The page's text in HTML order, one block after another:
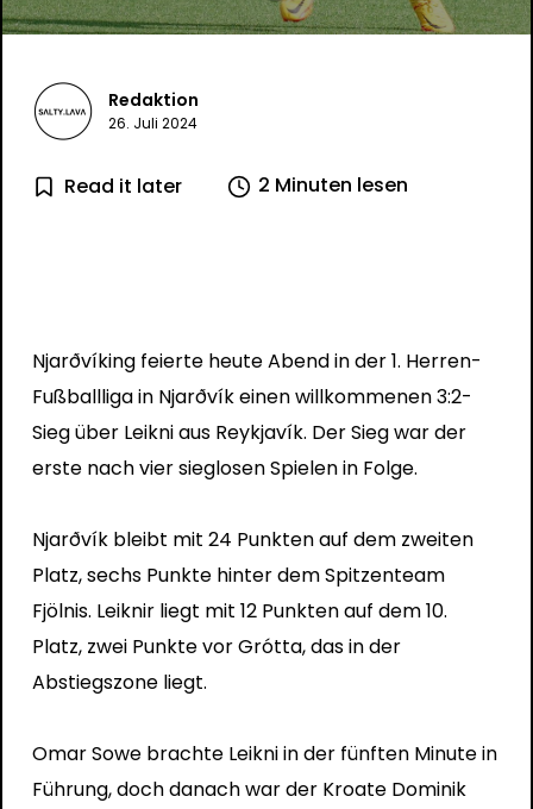
Redaktion
26. Juli 2024
Read it later 2 Minuten lesen
Njarðvíking feierte heute Abend in der 1. Herren-
Fußballliga in Njarðvík einen willkommenen 3:2-
Sieg über Leikni aus Reykjavík. Der Sieg war der
erste nach vier sieglosen Spielen in Folge.
Njarðvík bleibt mit 24 Punkten auf dem zweiten
Platz, sechs Punkte hinter dem Spitzenteam
Fjölnis. Leiknir liegt mit 12 Punkten auf dem 10.
Platz, zwei Punkte vor Grótta, das in der
Abstiegszone liegt.
Omar Sowe brachte Leikni in der fünften Minute in
Führung, doch danach war der Kroate Dominik